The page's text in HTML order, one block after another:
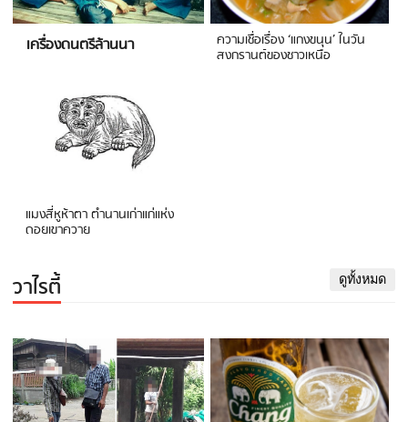
เครื่องดนตรีล้านนา ความเชื่อเรื่อง ‘แกงขนุน’ ในวัน
สงกรานต์ของชาวเหนือ
แมงสี่หูห้าตา ตำนานเก่าแก่แห่ง
ดอยเขาควาย
วาไรตี้ ดูทั้งหมด